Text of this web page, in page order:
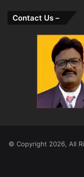
Contact Us –
© Copyright 2026, All